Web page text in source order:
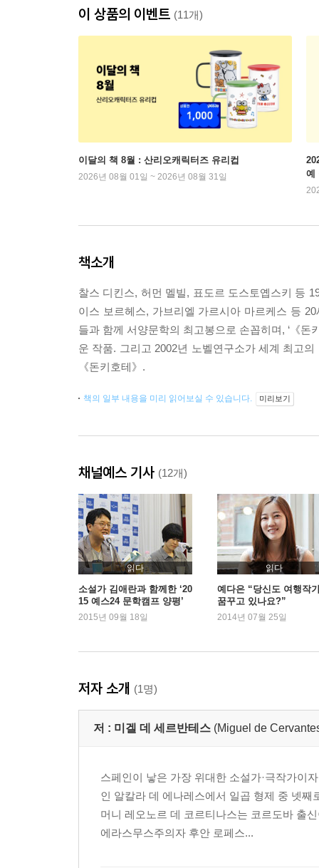
이 상품의 이벤트 (11개)
이달의 책 8월 : 산리오캐릭터즈 유리컵
2026년 08월 01일 ~ 2026년 08월 31일
예
책소개
찰스 디킨스, 허먼 멜빌, 표도르 도스토옙스키 등
이스 보르헤스, 가브리엘 가르시아 마르케스 등
들과 함께 서양문학의 최고봉으로 손꼽히며, ‘《
운 작품. 그리고 2002년 노벨연구소가 세계 최고
《돈키호테》.
책의 일부 내용을 미리 읽어보실 수 있습니다. 미리보기
채널예스 기사 (12개)
읽다
소설가 김애란과 함께한 ‘20
15 예스24 문학캠프 양평’
스케치
2015년 09월 18일
읽다
예다은 “당신도 여행작
꿈꾸고 있나요?”
2014년 07월 25일
저자 소개 (1명)
저 : 미겔 데 세르반테스 (Miguel de
스페인이 낳은 가장 위대한 소설가·극작가이
인 알칼라 데 에나레스에서 일곱 형제 중 넷
머니 레오노르 데 코르티나스는 코르도바 출
에라스무스주의자 후안 로페스...